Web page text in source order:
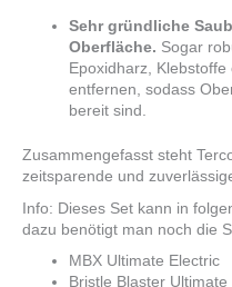
Sehr gründliche
Oberfläche. Sogar
Epoxidharz,
entfernen, sodass
bereit sind.
Zusammengefasst steht
zeitsparende und
Info: Dieses Set kann in
dazu benötigt man noch die
MBX Ultimate Electric
Bristle Blaster Ultimate